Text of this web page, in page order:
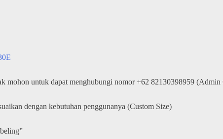
mohon untuk dapat menghubungi nomor +62 82130398959
dengan kebutuhan penggunanya (Custom Size)